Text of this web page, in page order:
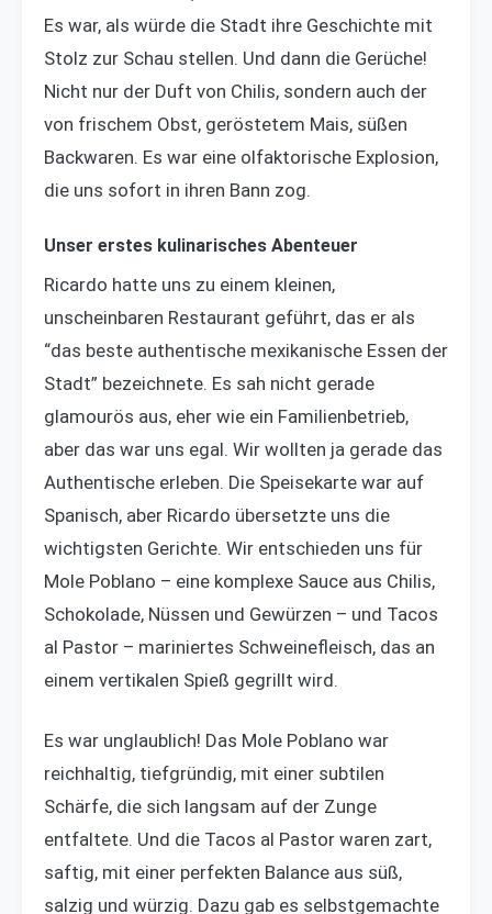
Es war, als würde die Stadt ihre Geschichte mit
Stolz zur Schau stellen. Und dann die Gerüche!
Nicht nur der Duft von Chilis, sondern auch der
von frischem Obst, geröstetem Mais, süßen
Backwaren. Es war eine olfaktorische Explosion,
die uns sofort in ihren Bann zog.
Unser erstes kulinarisches Abenteuer
Ricardo hatte uns zu einem kleinen,
unscheinbaren Restaurant geführt, das er als
“das beste authentische mexikanische Essen der
Stadt” bezeichnete. Es sah nicht gerade
glamourös aus, eher wie ein Familienbetrieb,
aber das war uns egal. Wir wollten ja gerade das
Authentische erleben. Die Speisekarte war auf
Spanisch, aber Ricardo übersetzte uns die
wichtigsten Gerichte. Wir entschieden uns für
Mole Poblano – eine komplexe Sauce aus Chilis,
Schokolade, Nüssen und Gewürzen – und Tacos
al Pastor – mariniertes Schweinefleisch, das an
einem vertikalen Spieß gegrillt wird.
Es war unglaublich! Das Mole Poblano war
reichhaltig, tiefgründig, mit einer subtilen
Schärfe, die sich langsam auf der Zunge
entfaltete. Und die Tacos al Pastor waren zart,
saftig, mit einer perfekten Balance aus süß,
salzig und würzig. Dazu gab es selbstgemachte